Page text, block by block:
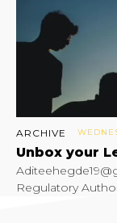
ARCHIVE
Unbox your
Regulatory